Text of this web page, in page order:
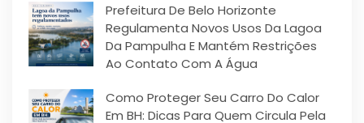
Prefeitura De Belo Horizonte
Regulamenta Novos Usos Da Lagoa
Da Pampulha E Mantém Restrições
Ao Contato Com A Água
Como Proteger Seu Carro Do Calor
Em BH: Dicas Para Quem Circula Pela